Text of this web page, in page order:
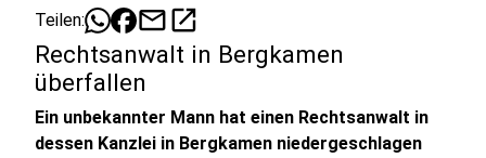
Teilen: mailopen_in_new
Rechtsanwalt in Bergkamen
überfallen
Ein unbekannter Mann hat einen Rechtsanwalt in
dessen Kanzlei in Bergkamen niedergeschlagen